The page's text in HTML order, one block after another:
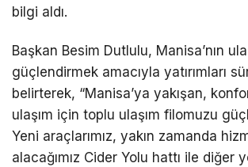
bilgi aldı.
Başkan Besim Dutlulu, Manisa’nın
güçlendirmek amacıyla yatırımları
belirterek, “Manisa’ya yakışan,
ulaşım için toplu ulaşım filomuzu
Yeni araçlarımız, yakın zamanda
alacağımız Cider Yolu hattı ile diğer